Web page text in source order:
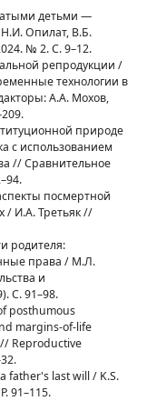
детьми —
Опилат, В.Б.
№ 2. С. 9–12.
репродукции /
технологии в
А.А. Мохов,
природе
с использованием
// Сравнительное
посмертной
/ И.А. Третьяк //
родителя:
права / М.Л.
и
С. 91–98.
posthumous
margins-of-life
// Reproductive
father's last will / K.S.
91–115.